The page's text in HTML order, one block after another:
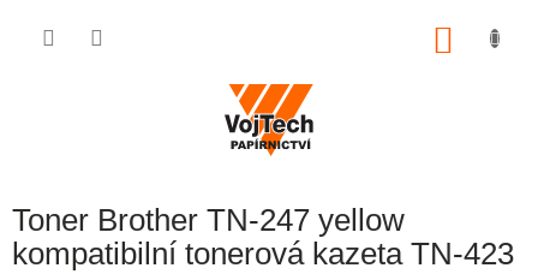
Toner Brother TN-247 yellow
kompatibilní tonerová kazeta TN-423